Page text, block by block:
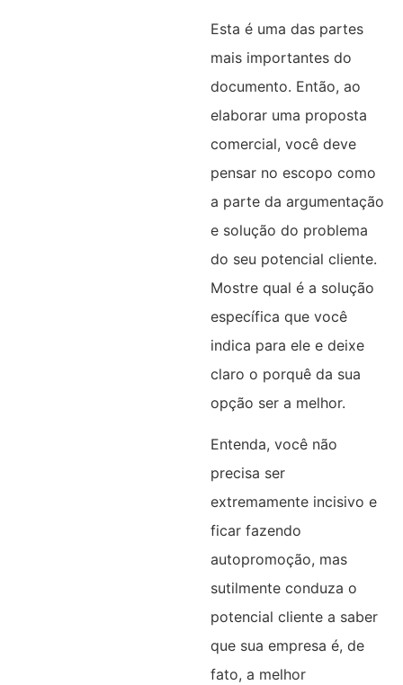
Esta é uma das partes
mais importantes do
documento. Então, ao
elaborar uma proposta
comercial, você deve
pensar no escopo como
a parte da argumentação
e solução do problema
do seu potencial cliente.
Mostre qual é a solução
específica que você
indica para ele e deixe
claro o porquê da sua
opção ser a melhor.
Entenda, você não
precisa ser
extremamente incisivo e
ficar fazendo
autopromoção, mas
sutilmente conduza o
potencial cliente a saber
que sua empresa é, de
fato, a melhor